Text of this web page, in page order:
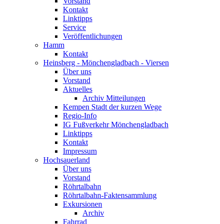
Kontakt
Linktipps
Service
Veröffentlichungen
Hamm
Kontakt
Heinsberg - Mönchengladbach - Viersen
Über uns
Vorstand
Aktuelles
Archiv Mitteilungen
Kempen Stadt der kurzen Wege
Regio-Info
IG Fußverkehr Mönchengladbach
Linktipps
Kontakt
Impressum
Hochsauerland
Über uns
Vorstand
Röhrtalbahn
Röhrtalbahn-Faktensammlung
Exkursionen
Archiv
Fahrrad